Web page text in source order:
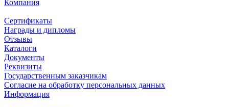
Компания
Сертификаты
Награды и дипломы
Отзывы
Каталоги
Документы
Реквизиты
Государственным заказчикам
Согласие на обработку персональных данных
Информация